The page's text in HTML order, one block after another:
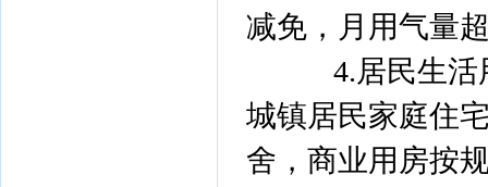
减免，月用气量
4.居民生活用
城镇居民家庭住
舍，商业用房按